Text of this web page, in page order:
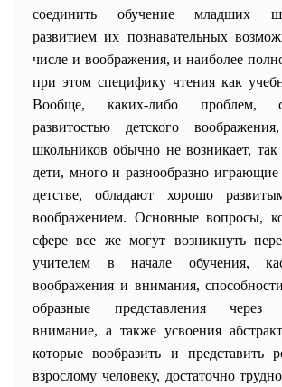
соединить обучение младших
развитием их познавательных
числе и воображения, и наиболее
при этом специфику чтения как
Вообще, каких-либо проблем,
развитостью детского
школьников обычно не возникает,
дети, много и разнообразно
детстве, обладают хорошо
воображением. Основные вопросы,
сфере все же могут возникнуть
учителем в начале обучения,
воображения и внимания,
образные представления через
внимание, а также усвоения
которые вообразить и представить
взрослому человеку, достаточно трудно